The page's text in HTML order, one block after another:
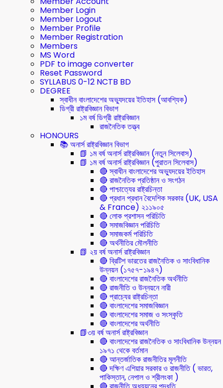
Member Login
Member Logout
Member Profile
Member Registration
Members
MS Word
PDF to image converter
Reset Password
SYLLABUS 0-12 NCTB BD
DEGREE
স্বাধীন বাংলাদেশের অভ্যুদয়ের ইতিহাস (আবশ্যিক)
ডিগ্রী রাষ্ট্রবিজ্ঞান বিভাগ
১ম বর্ষ ডিগ্রী রাষ্ট্রবিজ্ঞান
রাজনৈতিক তত্ত্ব
HONOURS
📚 অনার্স রাষ্ট্রবিজ্ঞান বিভাগ
📗 ১ম বর্ষ অনার্স রাষ্ট্রবিজ্ঞান (নতুন সিলেবাস)
📗 ১ম বর্ষ অনার্স রাষ্ট্রবিজ্ঞান (পুরাতন সিলেবাস)
🔴 স্বাধীন বাংলাদেশের অভ্যুদয়ের ইতিহাস
🔴 রাজনৈতিক প্রতিষ্ঠান ও সংগঠন
🔴 পাশ্চাত্যের রাষ্ট্রচিন্তা
🔴 প্রধান প্রধান বৈদেশিক সরকার (UK, USA
& France) ২১১৯০৫
🔴 লোক প্রশাসন পরিচিতি
🔴 সমাজবিজ্ঞান পরিচিতি
🔴 সমাজকর্ম পরিচিতি
🔴 অর্থনীতির মৌলনীতি
📗 ২য় বর্ষ অনার্স রাষ্ট্রবিজ্ঞান
🔴 ব্রিটিশ ভারতের রাজনৈতিক ও সাংবিধানিক
উন্নয়ন (১৭৫৭-১৯৪৭)
🔴 বাংলাদেশের রাজনৈতিক অর্থনীতি
🔴 রাজনীতি ও উন্নয়নে নারী
🔴 প্রাচ্যের রাষ্ট্রচিন্তা
🔴 বাংলাদেশের সমাজবিজ্ঞান
🔴 বাংলাদেশের সমাজ ও সংস্কৃতি
🔴 বাংলাদেশের অর্থনীতি
📗৩য় বর্ষ অনার্স রাষ্ট্রবিজ্ঞান
🔴 বাংলাদেশের রাজনৈতিক ও সাংবিধানিক উন্নয়ন
১৯৭১ থেকে বর্তমান
🔴 আন্তর্জাতিক রাজনীতির মূলনীতি
🔴 দক্ষিণ এশিয়ার সরকার ও রাজনীতি ( ভারত,
পাকিস্তান, নেপাল ও শ্রীলংকা )